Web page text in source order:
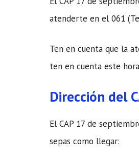
atenderte en el 061
Ten en cuenta que la
ten en cuenta este
Dirección del
El CAP 17 de
sepas como llegar: